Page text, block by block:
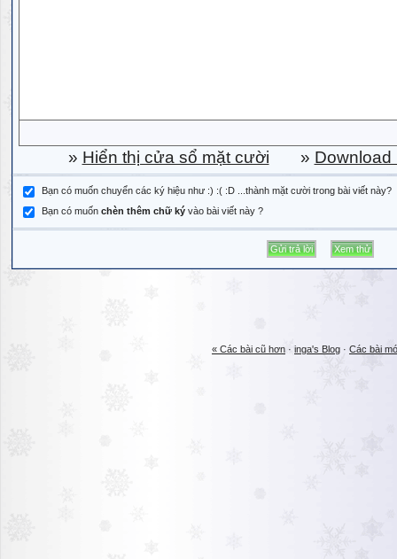
» Hiển thị cửa sổ mặt cười » Download
Bạn có muốn chuyển các ký hiệu như :) :( :D ...thành mặt cười trong bài viết này?
Bạn có muốn chèn thêm chữ ký vào bài viết này ?
« Các bài cũ hơn · inga's Blog · Các bài